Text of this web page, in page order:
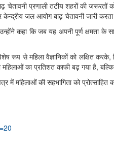
चेतावनी प्रणाली तटीय शहरों की
केन्‍द्रीय जल आयोग बाढ़ चेतावनी जारी
कहा कि जब यह अपनी पूर्ण क्षमता के
रूप से महिला वैज्ञानिकों को
महिलाओं का प्रतिशत काफी बढ़ गया है,
में महिलाओं की सहभागिता को प्रोत्‍साहित